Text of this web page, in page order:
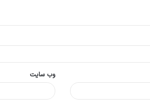
وب‌ سایت